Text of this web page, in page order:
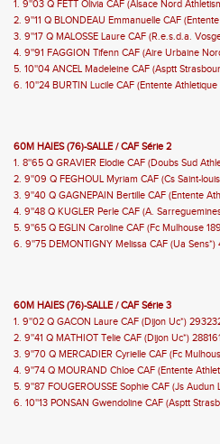
1. 9''03 Q FETT Olivia CAF (Alsace Nord
2. 9''11 Q BLONDEAU Emmanuelle CAF
3. 9''17 Q MALOSSE Laure CAF (R.e.s.d.a.
4. 9''91 FAGGION Tifenn CAF (Aire Urbaine
5. 10''04 ANCEL Madeleine CAF (Asptt
6. 10''24 BURTIN Lucile CAF (Entente
60M HAIES (76)-SALLE / CAF Série 2
1. 8''65 Q GRAVIER Elodie CAF (Doubs Sud
2. 9''09 Q FEGHOUL Myriam CAF (Cs Saint-
3. 9''40 Q GAGNEPAIN Bertille CAF (Entente
4. 9''48 Q KUGLER Perle CAF (A.
5. 9''65 Q EGLIN Caroline CAF (Fc Mulhouse
6. 9''75 DEMONTIGNY Melissa CAF (Ua Sens*)
60M HAIES (76)-SALLE / CAF Série 3
1. 9''02 Q GACON Laure CAF (Dijon Uc*)
2. 9''41 Q MATHIOT Telie CAF (Dijon Uc*) 288161
3. 9''70 Q MERCADIER Cyrielle CAF (Fc
4. 9''74 Q MOURAND Chloe CAF (Entente
5. 9''87 FOUGEROUSSE Sophie CAF (Js Audun
6. 10''13 PONSAN Gwendoline CAF (Asptt